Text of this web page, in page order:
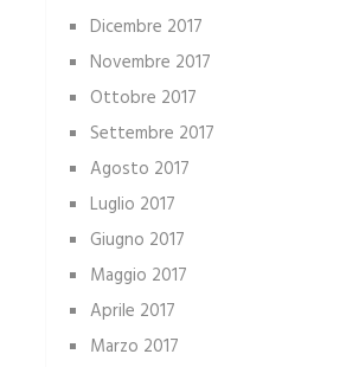
Dicembre 2017
Novembre 2017
Ottobre 2017
Settembre 2017
Agosto 2017
Luglio 2017
Giugno 2017
Maggio 2017
Aprile 2017
Marzo 2017